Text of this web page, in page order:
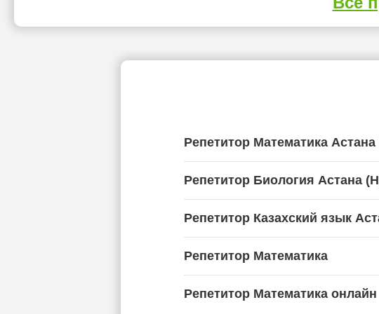
Репетитор Математика
Репетитор Биология Астана
Репетитор Казахский язык
Репетитор Математика
Репетитор Математика онлайн